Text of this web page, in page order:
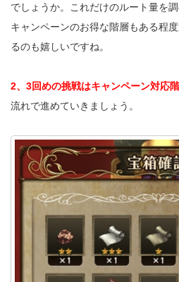
でしょうか。これだけのルート量を
キャンペーンのお得な階層もある程
るのも嬉しいですね。
2、3回めの挑戦はキャンペーン対応
流れで進めていきましょう。